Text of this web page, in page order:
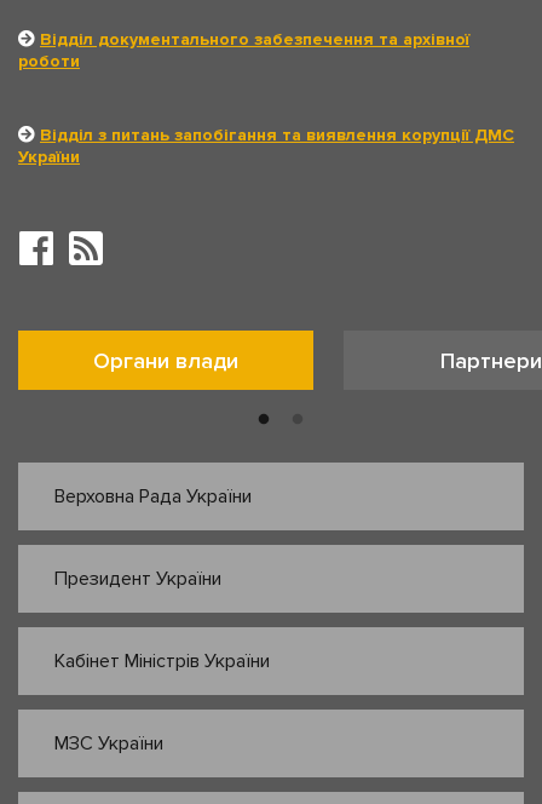
Відділ документального забезпечення та архівної
роботи
Відділ з питань запобігання та виявлення корупції ДМС
України
Органи влади Партнери
Верховна Рада України
Президент України
Кабінет Міністрів України
МЗС України